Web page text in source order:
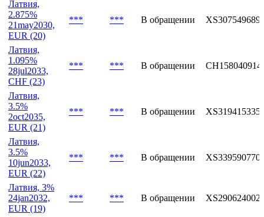
Латвия,
2.875%
21may2030,
EUR (20)
*** *** В обращении
Латвия,
1.095%
28jul2033,
CHF (23)
*** *** В обращении
Латвия,
3.5%
2oct2035,
EUR (21)
*** *** В обращении
Латвия,
3.5%
10jun2033,
EUR (22)
*** *** В обращении
Латвия, 3%
24jan2032,
EUR (19)
*** *** В обращении